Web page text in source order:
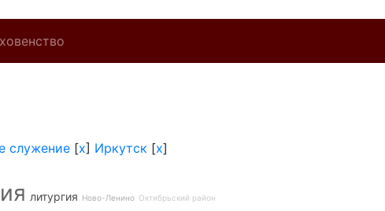
служение [x] Иркутск [x]
литургия Ново-Ленино Октябрьский район